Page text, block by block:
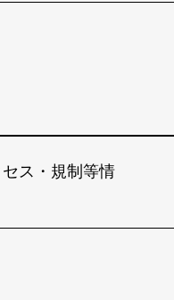
ス・規制等情